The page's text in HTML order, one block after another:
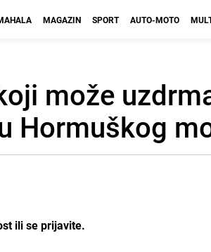
MAGAZIN SPORT AUTO-MOTO
može
Hormuškog
ili se prijavite.